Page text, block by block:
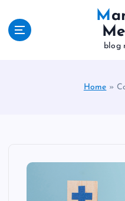
Mangone
blog
Home »